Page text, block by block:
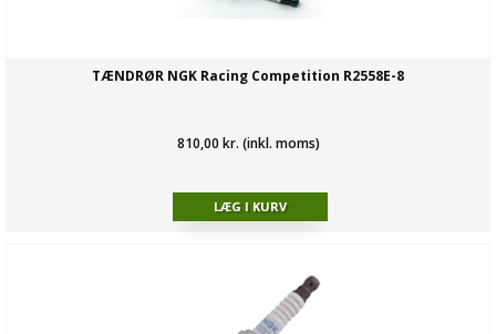
TÆNDRØR NGK Racing Competition R2558E-8
810,00 kr. (inkl. moms)